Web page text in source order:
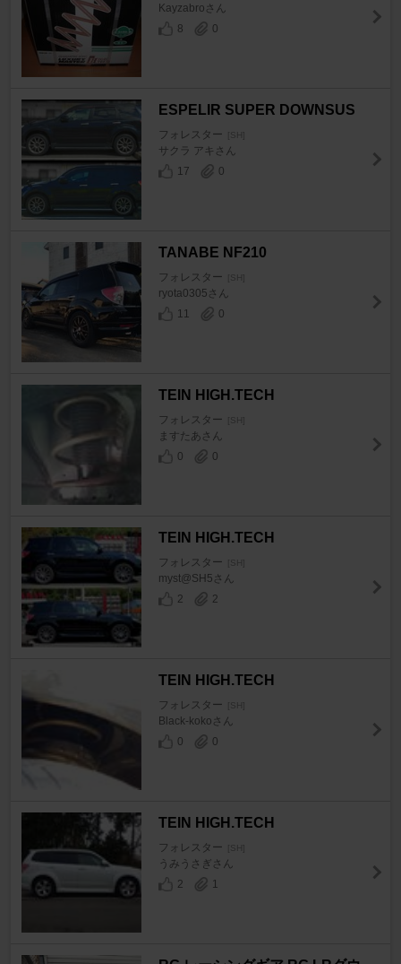
Kayzabroさん
8
0
ESPELIR SUPER DOWNSUS
フォレスター [SH]
サクラ アキさん
17
0
TANABE NF210
フォレスター [SH]
ryota0305さん
11
0
TEIN HIGH.TECH
フォレスター [SH]
ますたあさん
0
0
TEIN HIGH.TECH
フォレスター [SH]
myst@SH5さん
2
2
TEIN HIGH.TECH
フォレスター [SH]
Black-kokoさん
0
0
TEIN HIGH.TECH
フォレスター [SH]
うみうさぎさん
2
1